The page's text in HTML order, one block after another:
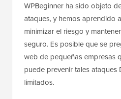
WPBeginner ha sido objeto
ataques, y hemos aprendido
minimizar el riesgo y
seguro. Es posible que se
web de pequeñas empresas
puede prevenir tales ataques
limitados.